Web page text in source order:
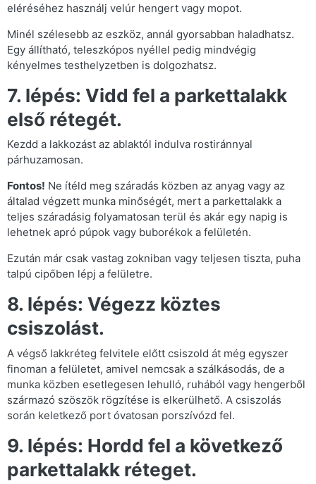
eléréséhez használj velúr hengert vagy mopot.
Minél szélesebb az eszköz, annál gyorsabban haladhatsz.
Egy állítható, teleszkópos nyéllel pedig mindvégig
kényelmes testhelyzetben is dolgozhatsz.
7. lépés: Vidd fel a parkettalakk
első rétegét.
Kezdd a lakkozást az ablaktól indulva rostiránnyal
párhuzamosan.
Fontos! Ne ítéld meg száradás közben az anyag vagy az
általad végzett munka minőségét, mert a parkettalakk a
teljes száradásig folyamatosan terül és akár egy napig is
lehetnek apró púpok vagy buborékok a felületén.
Ezután már csak vastag zokniban vagy teljesen tiszta, puha
talpú cipőben lépj a felületre.
8. lépés: Végezz köztes
csiszolást.
A végső lakkréteg felvitele előtt csiszold át még egyszer
finoman a felületet, amivel nemcsak a szálkásodás, de a
munka közben esetlegesen lehulló, ruhából vagy hengerből
származó szöszök rögzítése is elkerülhető. A csiszolás
során keletkező port óvatosan porszívózd fel.
9. lépés: Hordd fel a következő
parkettalakk réteget.